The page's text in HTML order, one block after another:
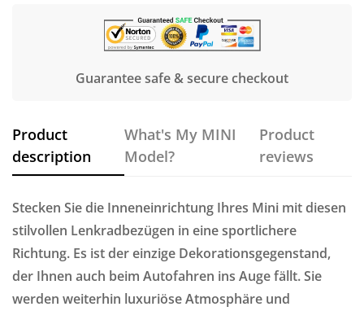
Guarantee safe & secure checkout
Product
description
What's My MINI
Model?
Product
reviews
Stecken Sie die Inneneinrichtung Ihres Mini mit diesen
stilvollen Lenkradbezügen in eine sportlichere
Richtung. Es ist der einzige Dekorationsgegenstand,
der Ihnen auch beim Autofahren ins Auge fällt. Sie
werden weiterhin luxuriöse Atmosphäre und